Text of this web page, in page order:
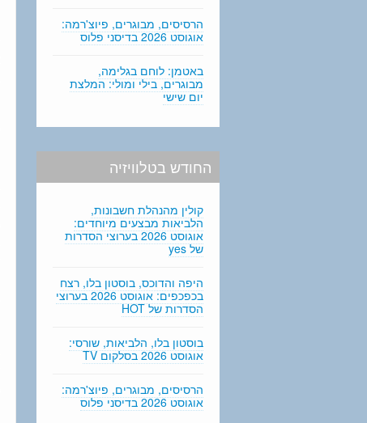
הרסיסים, מבוגרים, פיוצ'רמה:
אוגוסט 2026 בדיסני פלוס
באטמן: לוחם בגלימה,
מבוגרים, בילי ומולי: המלצת
יום שישי
החודש בטלוויזיה
קולין מהנהלת חשבונות,
הלביאות מבצעים מיוחדים:
אוגוסט 2026 בערוצי הסדרות
של yes
היפה והדוכס, בוסטון בלו, רצח
בכפכפים: אוגוסט 2026 בערוצי
הסדרות של HOT
בוסטון בלו, הלביאות, שורסי:
אוגוסט 2026 בסלקום TV
הרסיסים, מבוגרים, פיוצ'רמה:
אוגוסט 2026 בדיסני פלוס